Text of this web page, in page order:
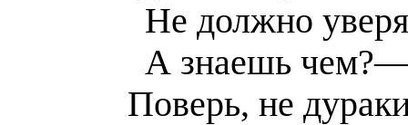
Не должно
А знаешь
Поверь, не